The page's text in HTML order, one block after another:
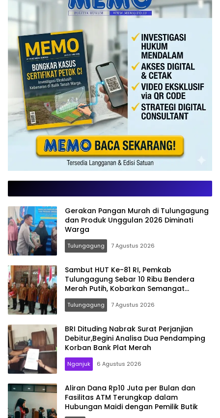
Gerakan Pangan Murah di Tulungagung
dan Produk Unggulan 2026 Diminati
Warga
Tulungagung 7 Agustus 2026
Sambut HUT Ke-81 RI, Pemkab
Tulungagung Sebar 10 Ribu Bendera
Merah Putih, Kobarkan Semangat
Nasionalisme Hingga Pelosok Desa
Tulungagung 7 Agustus 2026
BRI Dituding Nabrak Surat Perjanjian
Debitur,Begini Analisa Dua Pendamping
Korban Bank Plat Merah
Nganjuk 6 Agustus 2026
Aliran Dana Rp10 Juta per Bulan dan
Fasilitas ATM Terungkap dalam
Hubungan Maidi dengan Pemilik Butik